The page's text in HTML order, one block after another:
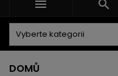
 
DOMŮ